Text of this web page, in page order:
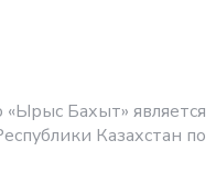
Бахыт» является
Казахстан по